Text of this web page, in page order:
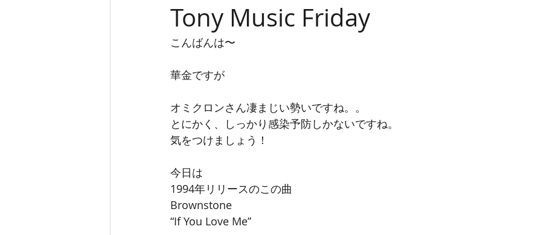
Tony Music Friday
こんばんは〜
華金ですが
オミクロンさん凄まじい勢いですね。。
とにかく、しっかり感染予防しかないですね。
気をつけましょう！
今日は
1994年リリースのこの曲
Brownstone
“If You Love Me”